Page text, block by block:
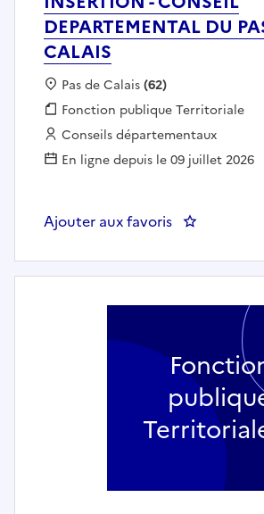
DEPARTEMENTAL DU
CALAIS
Localisation :
Pas de Calais(62)
Fonction publique :
Fonction publique Territoriale
Employeur :
Conseils départementaux
En ligne depuis le 09 juillet 2026
Ajouter aux favoris :